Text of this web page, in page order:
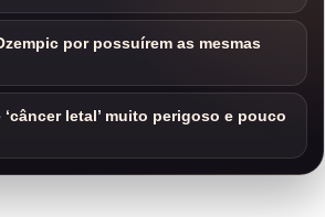
por possuírem as mesmas
letal’ muito perigoso e pouco